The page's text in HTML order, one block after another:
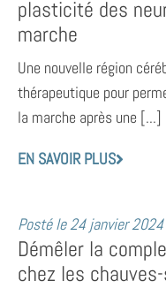
plasticité des
marche
Une nouvelle région
thérapeutique pour
la marche après une [...]
EN SAVOIR PLUS
Posté le24 janvier 2024
Démêler la
chez les